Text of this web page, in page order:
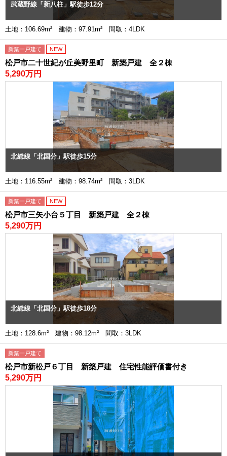
武蔵野線「新八柱」駅徒歩12分
土地：106.69m² 建物：97.91m² 間取：4LDK
新築一戸建て NEW
松戸市二十世紀が丘美野里町 新築戸建 全２棟
5,290万円
北総線「北国分」駅徒歩15分
土地：116.55m² 建物：98.74m² 間取：3LDK
新築一戸建て NEW
松戸市三矢小台５丁目 新築戸建 全２棟
5,290万円
北総線「北国分」駅徒歩18分
土地：128.6m² 建物：98.12m² 間取：3LDK
新築一戸建て
松戸市新松戸６丁目 新築戸建 住宅性能評価書付き
5,290万円